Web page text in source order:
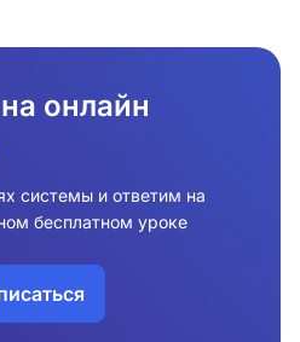
онлайн
системы и ответим на
бесплатном уроке